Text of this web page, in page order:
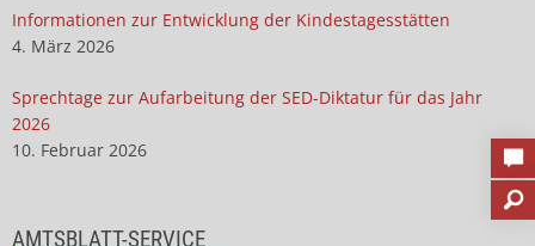
Informationen zur Entwicklung der Kindestagesstätten
4. März 2026
Sprechtage zur Aufarbeitung der SED-Diktatur für das Jahr
2026
10. Februar 2026
AMTSBLATT-SERVICE